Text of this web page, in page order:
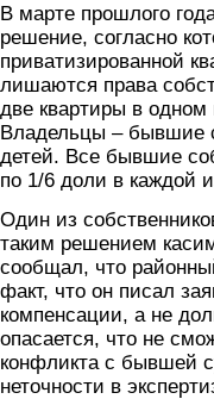
В марте прошлого
решение, согласно
приватизированной
лишаются права
две квартиры в
Владельцы – бывшие
детей. Все бывшие
по 1/6 доли в каждой
Один из
таким решением
сообщал, что
факт, что он писал
компенсации, а не
опасается, что не
конфликта с бывшей
неточности в